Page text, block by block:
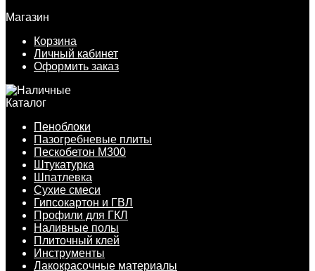
Магазин
Корзина
Личный кабинет
Оформить заказ
Каталог
Пеноблоки
Пазогребневые плиты
Пескобетон М300
Штукатурка
Шпатлевка
Сухие смеси
Гипсокартон и ГВЛ
Профили для ГКЛ
Наливные полы
Плиточный клей
Инструменты
Лакокрасочные материалы